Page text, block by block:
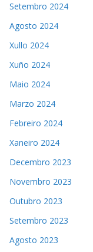
Setembro 2024
Agosto 2024
Xullo 2024
Xuño 2024
Maio 2024
Marzo 2024
Febreiro 2024
Xaneiro 2024
Decembro 2023
Novembro 2023
Outubro 2023
Setembro 2023
Agosto 2023